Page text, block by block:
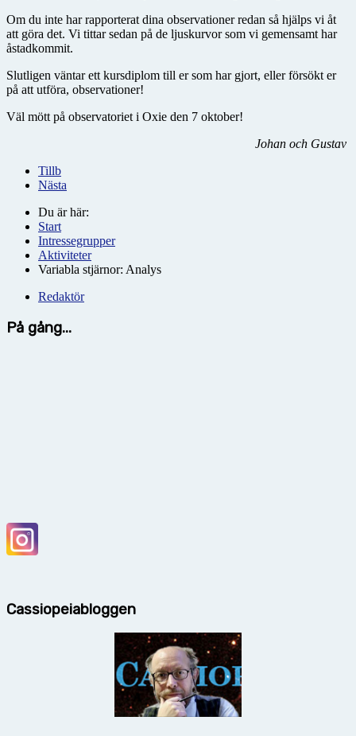
Om du inte har rapporterat dina observationer redan så hjälps vi åt
att göra det. Vi tittar sedan på de ljuskurvor som vi gemensamt har
åstadkommit.
Slutligen väntar ett kursdiplom till er som har gjort, eller försökt er
på att utföra, observationer!
Väl mött på observatoriet i Oxie den 7 oktober!
Johan och Gustav
Tillb
Nästa
Du är här:
Start
Intressegrupper
Aktiviteter
Variabla stjärnor: Analys
Redaktör
På gång...
Cassiopeiabloggen